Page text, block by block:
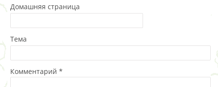
Домашняя страница
Тема
Комментарий *